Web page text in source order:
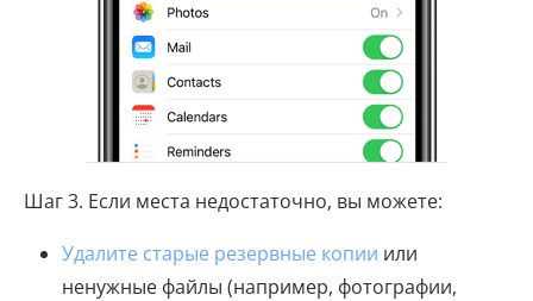
Шаг 3. Если места недостаточно, вы можете:
Удалите старые резервные копии или
ненужные файлы (например, фотографии,